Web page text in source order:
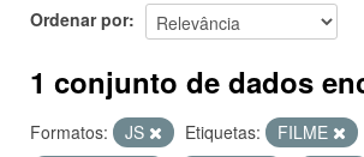
Ordenar por
1 conjunto de dados
Formatos: JS Etiquetas: FILME